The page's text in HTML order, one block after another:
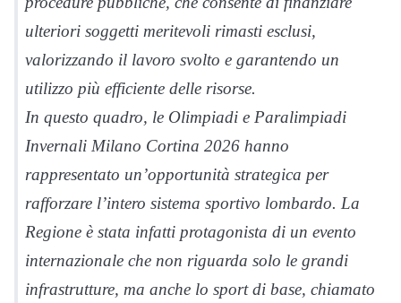
ulteriori soggetti meritevoli rimasti esclusi,
valorizzando il lavoro svolto e garantendo un
utilizzo più efficiente delle risorse.
In questo quadro, le Olimpiadi e Paralimpiadi
Invernali Milano Cortina 2026 hanno
rappresentato un’opportunità strategica per
rafforzare l’intero sistema sportivo lombardo. La
Regione è stata infatti protagonista di un evento
internazionale che non riguarda solo le grandi
infrastrutture, ma anche lo sport di base, chiamato